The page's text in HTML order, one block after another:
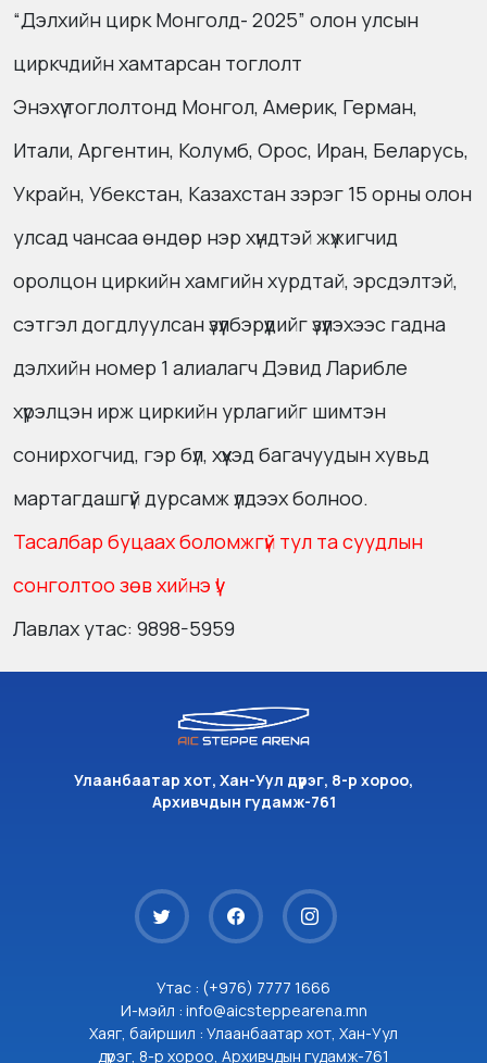
“Дэлхийн цирк Монголд- 2025” олон улсын
циркчдийн хамтарсан тоглолт
Энэхүү тоглолтонд Монгол, Америк, Герман,
Итали, Аргентин, Колумб, Орос, Иран, Беларусь,
Украйн, Убекстан, Казахстан зэрэг 15 орны олон
улсад чансаа өндөр нэр хүндтэй жүжигчид
оролцон циркийн хамгийн хурдтай, эрсдэлтэй,
сэтгэл догдлуулсан үзүүлбэрүүдийг үзүүлэхээс гадна
дэлхийн номер 1 алиалагч Дэвид Ларибле
хүрэлцэн ирж циркийн урлагийг шимтэн
сонирхогчид, гэр бүл, хүүхэд багачуудын хувьд
мартагдашгүй дурсамж үлдээх болноо.
Тасалбар буцаах боломжгүй тул та суудлын
сонголтоо зөв хийнэ үү!
Лавлах утас: 9898-5959
Улаанбаатар хот, Хан-Уул дүүрэг, 8-р хороо,
Архивчдын гудамж-761
Утас : (+976) 7777 1666
И-мэйл : info@aicsteppearena.mn
Хаяг, байршил : Улаанбаатар хот, Хан-Уул
дүүрэг, 8-р хороо, Архивчдын гудамж-761